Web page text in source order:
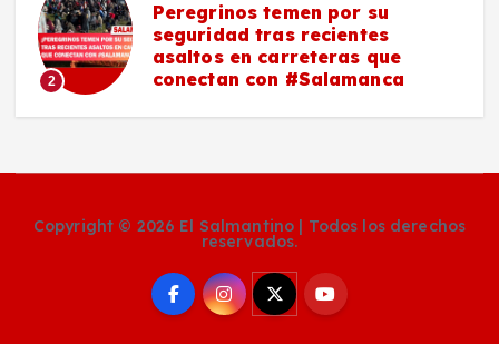
2
Peregrinos temen por su
seguridad tras recientes
asaltos en carreteras que
conectan con #Salamanca
Copyright © 2026 El Salmantino | Todos los derechos
reservados.